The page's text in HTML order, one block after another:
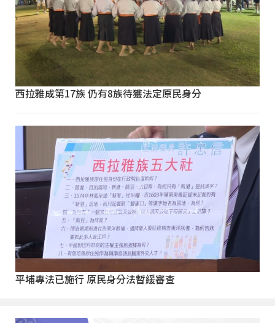
西拉雅成第17族 仍有8族待獲法定原民身分
平埔專法已施行 原民身分法暫緩審查